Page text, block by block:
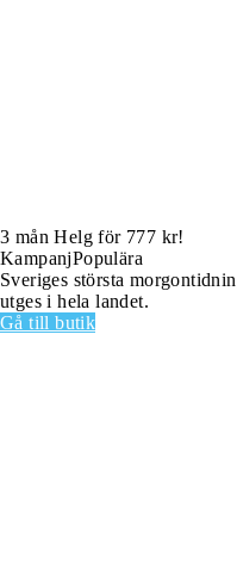
3 mån Helg för 777 kr!
KampanjPopulära
Sveriges största
utges i hela landet.
Gå till butik